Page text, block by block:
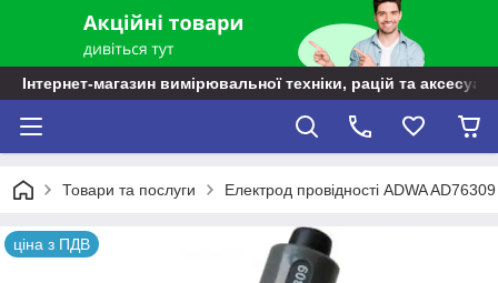
Інтернет-магазин вимірювальної техніки, рацій та
Товари та послуги Електрод провідності ADWA
ціна з ПДВ